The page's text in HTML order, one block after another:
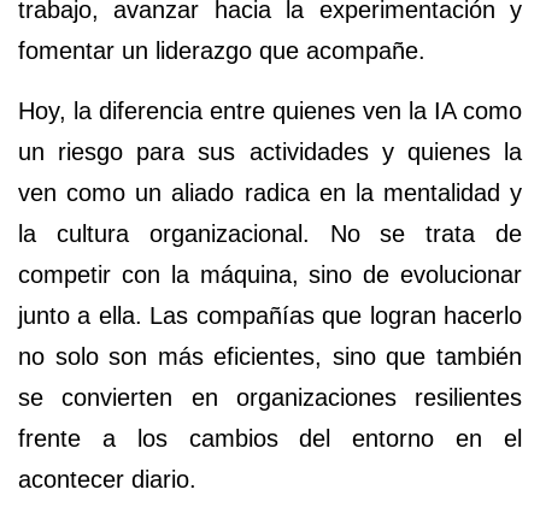
trabajo, avanzar hacia la experimentación y
fomentar un liderazgo que acompañe.
Hoy, la diferencia entre quienes ven la IA como
un riesgo para sus actividades y quienes la
ven como un aliado radica en la mentalidad y
la cultura organizacional. No se trata de
competir con la máquina, sino de evolucionar
junto a ella. Las compañías que logran hacerlo
no solo son más eficientes, sino que también
se convierten en organizaciones resilientes
frente a los cambios del entorno en el
acontecer diario.